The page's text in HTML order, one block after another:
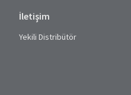
İletişim
Yekili Distribütör